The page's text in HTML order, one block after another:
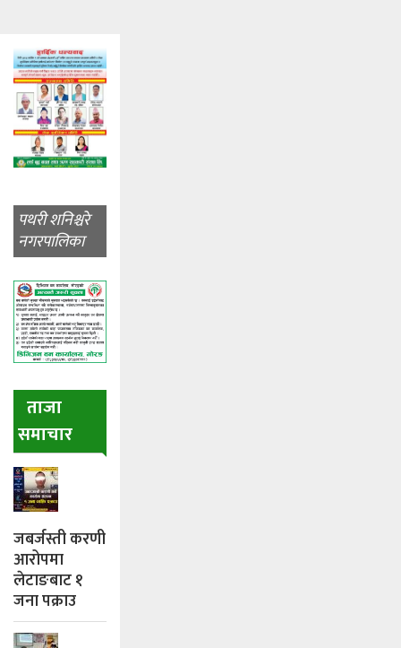
पथरी शनिश्चरे
नगरपालिका
ताजा
समाचार
जबर्जस्ती करणी
आरोपमा
लेटाङबाट १
जना पक्राउ